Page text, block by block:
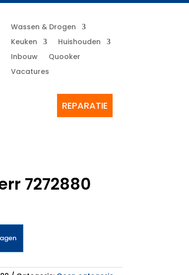
Wassen & Drogen
Keuken
Huishouden
Inbouw
Quooker
Vacatures
REPARATIE
7272880